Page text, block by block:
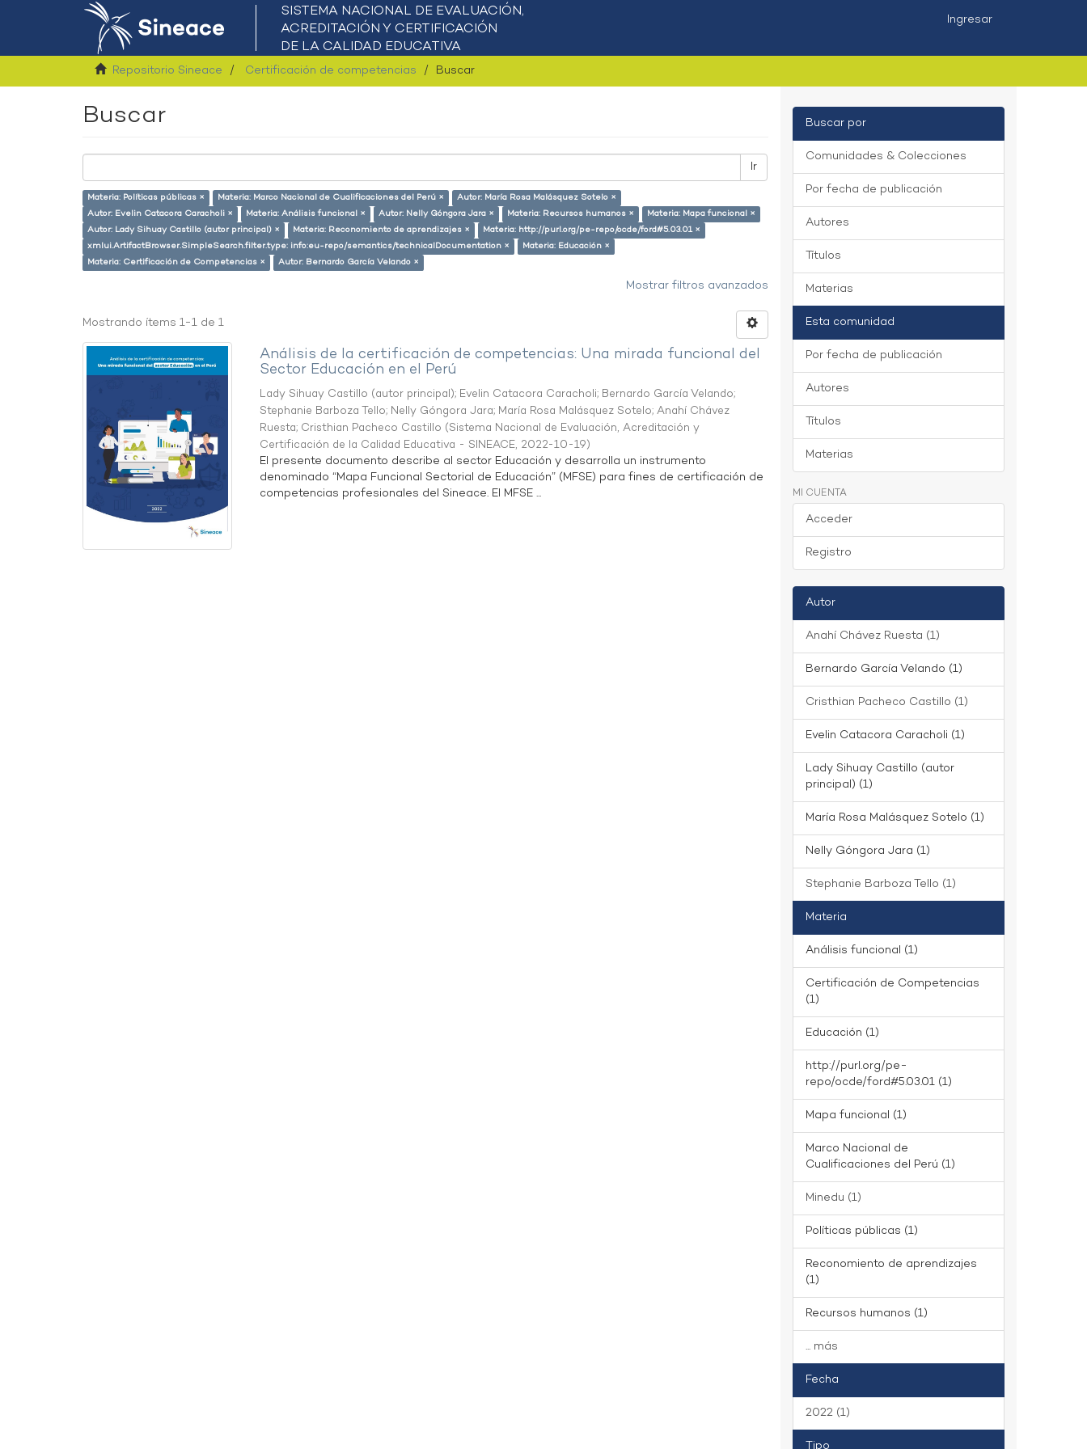
Ingresar
Repositorio Sineace Certificación de competencias Buscar
Buscar
Ir
Materia: Políticas públicas × Materia: Marco Nacional de Cualificaciones del Perú ×
Autor: María Rosa Malásquez Sotelo ×
Autor: Evelin Catacora Caracholi ×
Materia: Análisis funcional × Autor: Nelly Góngora Jara × Materia: Recursos humanos ×
Materia: Mapa funcional ×
Autor: Lady Sihuay Castillo (autor principal) ×
Materia: Reconomiento de aprendizajes ×
Materia: http://purl.org/pe-repo/ocde/ford#5.03.01 ×
xmlui.ArtifactBrowser.SimpleSearch.filter.type: info:eu-repo/semantics/technicalDocumentation ×
Materia: Educación ×
Materia: Certificación de Competencias ×
Autor: Bernardo García Velando ×
Mostrar filtros avanzados
Mostrando ítems 1-1 de 1
Análisis de la certificación de competencias: Una mirada funcional del
Sector Educación en el Perú
Lady Sihuay Castillo (autor principal); Evelin Catacora Caracholi; Bernardo García Velando;
Stephanie Barboza Tello; Nelly Góngora Jara; María Rosa Malásquez Sotelo;Anahí Chávez
Ruesta; Cristhian Pacheco Castillo (Sistema Nacional de Evaluación, Acreditación y
Certificación de la Calidad Educativa - SINEACE, 2022-10-19)
El presente documento describe al sector Educación y desarrolla un instrumento
denominado “Mapa Funcional Sectorial de Educación” (MFSE) para fines de certificación de
competencias profesionales del Sineace. El MFSE ...
Buscar por
Comunidades & Colecciones
Por fecha de publicación
Autores
Títulos
Materias
Esta comunidad
Por fecha de publicación
Autores
Títulos
Materias
MI CUENTA
Acceder
Registro
Autor
Anahí Chávez Ruesta (1)
Bernardo García Velando (1)
Cristhian Pacheco Castillo (1)
Evelin Catacora Caracholi (1)
Lady Sihuay Castillo (autor
principal) (1)
María Rosa Malásquez Sotelo (1)
Nelly Góngora Jara (1)
Stephanie Barboza Tello (1)
Materia
Análisis funcional (1)
Certificación de Competencias
(1)
Educación (1)
http://purl.org/pe-
repo/ocde/ford#5.03.01 (1)
Mapa funcional (1)
Marco Nacional de
Cualificaciones del Perú (1)
Minedu (1)
Políticas públicas (1)
Reconomiento de aprendizajes
(1)
Recursos humanos (1)
... más
Fecha
2022 (1)